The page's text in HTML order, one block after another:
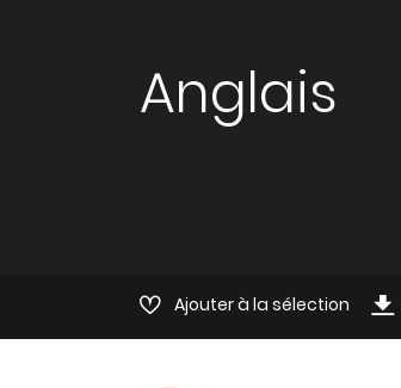
Anglais
Ajouter à la sélection